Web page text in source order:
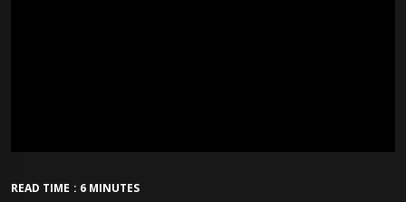
READ TIME : 6 MINUTES